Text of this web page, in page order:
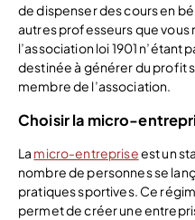
de dispenser des cours en
autres professeurs que vous
l’association loi 1901 n’étant
destinée à générer du profit
membre de l’association.
Choisir la micro-
La micro-entrepriseest un
nombre de personnes se
pratiques sportives. Ce
permet de créer une